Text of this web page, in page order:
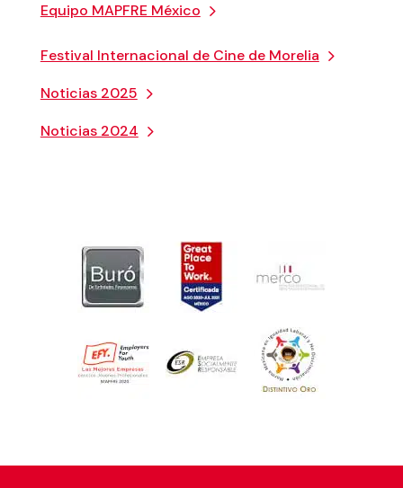
Equipo MAPFRE México
Festival Internacional de Cine de Morelia
Noticias 2025
Noticias 2024